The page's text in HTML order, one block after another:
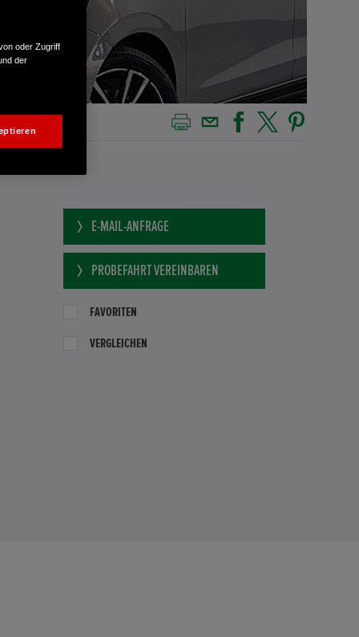
E-MAIL-ANFRAGE
PROBEFAHRT VEREINBAREN
FAVORITEN
VERGLEICHEN
oder Zugriff
der